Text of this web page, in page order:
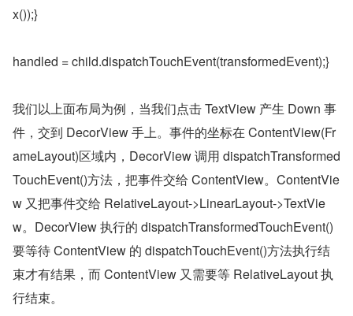
x());}
handled = child.dispatchTouchEvent(transformedEvent);}
我们以上面布局为例，当我们点击 TextView 产生 Down 事
件，交到 DecorView 手上。事件的坐标在 ContentView(Fr
ameLayout)区域内，DecorView 调用 dispatchTransformed
TouchEvent()方法，把事件交给 ContentView。ContentVie
w 又把事件交给 RelativeLayout->LinearLayout->TextVie
w。DecorView 执行的 dispatchTransformedTouchEvent()
要等待 ContentView 的 dispatchTouchEvent()方法执行结
束才有结果，而 ContentView 又需要等 RelativeLayout 执
行结束。